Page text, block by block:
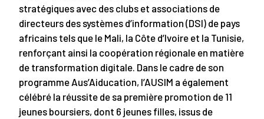
stratégiques avec des clubs et associations de
directeurs des systèmes d’information (DSI) de pays
africains tels que le Mali, la Côte d’Ivoire et la Tunisie,
renforçant ainsi la coopération régionale en matière
de transformation digitale. Dans le cadre de son
programme Aus’Aiducation, l’AUSIM a également
célébré la réussite de sa première promotion de 11
jeunes boursiers, dont 6 jeunes filles, issus de